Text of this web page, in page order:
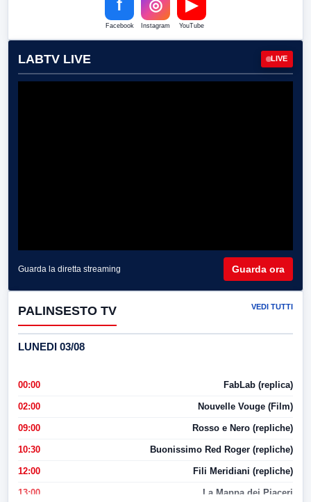
f
Facebook
◎
Instagram
▶
YouTube
LABTV LIVE LIVE
Guarda la diretta streaming Guarda ora
PALINSESTO TV VEDI TUTTI
LUNEDI 03/08
00:00 FabLab (replica)
02:00 Nouvelle Vouge (Film)
09:00 Rosso e Nero (repliche)
10:30 Buonissimo Red Roger (repliche)
12:00 Fili Meridiani (repliche)
13:00 La Mappa dei Piaceri